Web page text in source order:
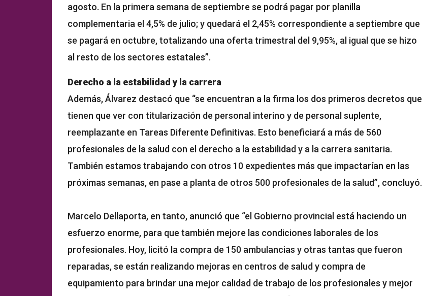
agosto. En la primera semana de septiembre se podrá pagar por planilla
complementaria el 4,5% de julio; y quedará el 2,45% correspondiente a septiembre que
se pagará en octubre, totalizando una oferta trimestral del 9,95%, al igual que se hizo
al resto de los sectores estatales”.
Derecho a la estabilidad y la carrera
Además, Álvarez destacó que “se encuentran a la firma los dos primeros decretos que
tienen que ver con titularización de personal interino y de personal suplente,
reemplazante en Tareas Diferente Definitivas. Esto beneficiará a más de 560
profesionales de la salud con el derecho a la estabilidad y a la carrera sanitaria.
También estamos trabajando con otros 10 expedientes más que impactarían en las
próximas semanas, en pase a planta de otros 500 profesionales de la salud”, concluyó.
Marcelo Dellaporta, en tanto, anunció que “el Gobierno provincial está haciendo un
esfuerzo enorme, para que también mejore las condiciones laborales de los
profesionales. Hoy, licitó la compra de 150 ambulancias y otras tantas que fueron
reparadas, se están realizando mejoras en centros de salud y compra de
equipamiento para brindar una mejor calidad de trabajo de los profesionales y mejor